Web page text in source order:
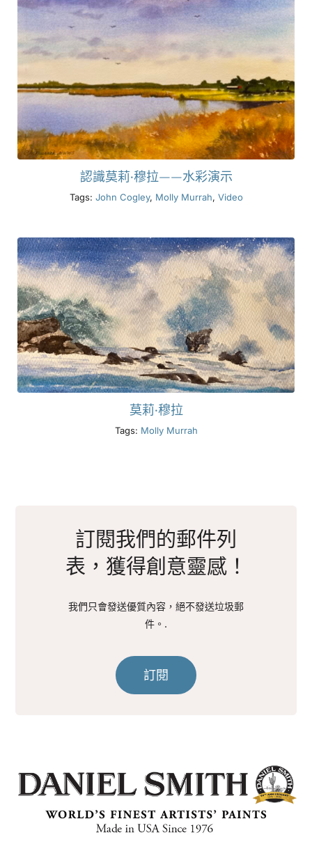
認識莫莉·穆拉——水彩演示
Tags: John Cogley, Molly Murrah, Video
莫莉·穆拉
Tags: Molly Murrah
訂閱我們的郵件列
表，獲得創意靈感！
我們只會發送優質內容，絕不發送垃圾郵
件。.
訂閱